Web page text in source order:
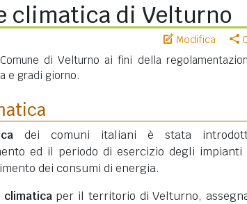
climatica di Velturno
Modifica
di Velturno ai fini della
e gradi giorno.
dei comuni italiani è stata
ed il periodo di esercizio degli impianti
dei consumi di energia.
climaticaper il territorio di Velturno,